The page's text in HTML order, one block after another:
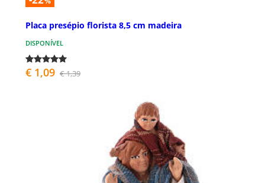
Placa presépio florista 8,5 cm madeira
DISPONÍVEL
€ 1,09 € 1,39